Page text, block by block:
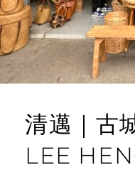
清邁｜古
LEE